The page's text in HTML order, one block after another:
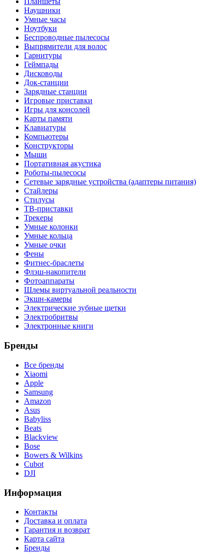
Наушники
Умные часы
Ноутбуки
Беспроводные пылесосы
Выпрямители для волос
Гарнитуры
Геймпады
Дисководы
Док-станции
Зарядные станции
Игровые приставки
Игры для консолей
Карты памяти
Клавиатуры
Компьютеры
Конструкторы
Мыши
Портативная акустика
Роботы-пылесосы
Сетевые зарядные устройства (адаптеры питания)
Стайлеры
Стилусы
ТВ-приставки
Трекеры
Умные колонки
Умные кольца
Умные очки
Фены
Фитнес-браслеты
Флэш-накопители
Фотоаппараты
Шлемы виртуальной реальности
Экшн-камеры
Электрические зубные щетки
Электробритвы
Электронные книги
Бренды
Все бренды
Xiaomi
Apple
Samsung
Amazon
Asus
Babyliss
Beats
Blackview
Bose
Bowers & Wilkins
Cubot
DJI
Информация
Контакты
Доставка и оплата
Гарантия и возврат
Карта сайта
Бренды